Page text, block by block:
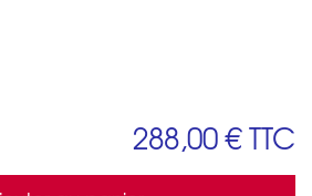
288,00 €TTC